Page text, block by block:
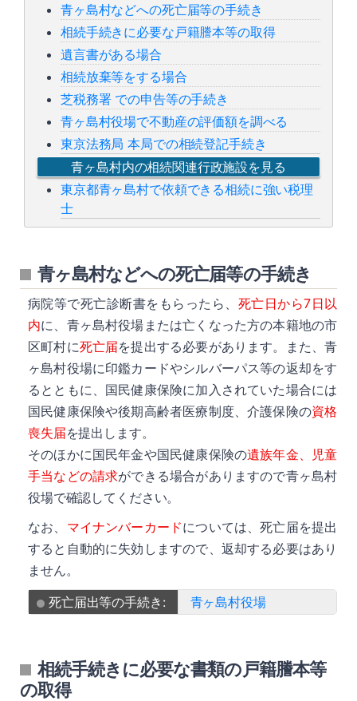
青ヶ島村などへの死亡届等の手続き
相続手続きに必要な戸籍謄本等の取得
遺言書がある場合
相続放棄等をする場合
芝税務署 での申告等の手続き
青ヶ島村役場で不動産の評価額を調べる
東京法務局 本局での相続登記手続き
青ヶ島村内の相続関連行政施設を見る
東京都青ヶ島村で依頼できる相続に強い税理
士
青ヶ島村などへの死亡届等の手続き
病院等で死亡診断書をもらったら、 死亡日から7日以
内に、青ヶ島村役場または亡くなった方の本籍地の市
区町村に死亡届を提出する必要があります。また、青
ヶ島村役場に印鑑カードやシルバーパス等の返却をす
るとともに、国民健康保険に加入されていた場合には
国民健康保険や後期高齢者医療制度、介護保険の資格
喪失届を提出します。
そのほかに国民年金や国民健康保険の遺族年金、児童
手当などの請求ができる場合がありますので青ヶ島村
役場で確認してください。
なお、 マイナンバーカードについては、死亡届を提出
すると自動的に失効しますので、返却する必要はあり
ません。
死亡届出等の手続き:
青ヶ島村役場
相続手続きに必要な書類の戸籍謄本等
の取得